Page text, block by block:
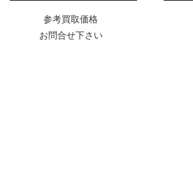
参考買取価格
お問合せ下さい